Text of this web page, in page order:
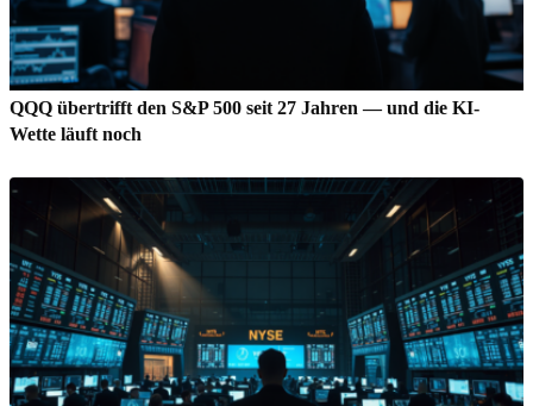
QQQ übertrifft den S&P 500 seit 27 Jahren — und die KI-
Wette läuft noch